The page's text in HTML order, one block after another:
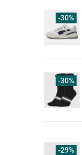
-30%
-30%
-29%